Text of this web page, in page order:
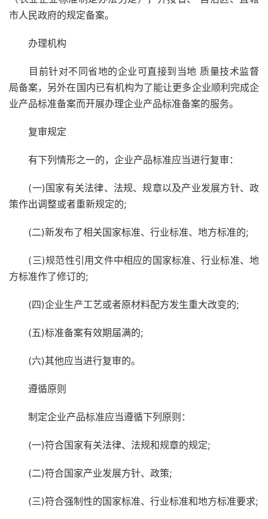
市人民政府的规定备案。
办理机构
目前针对不同省地的企业可直接到当地 质量技术监督
局备案，另外在国内已有机构为了能让更多企业顺利完成企
业产品标准备案而开展办理企业产品标准备案的服务。
复审规定
有下列情形之一的，企业产品标准应当进行复审：
(一)国家有关法律、法规、规章以及产业发展方针、政
策作出调整或者重新规定的;
(二)新发布了相关国家标准、行业标准、地方标准的;
(三)规范性引用文件中相应的国家标准、行业标准、地
方标准作了修订的;
(四)企业生产工艺或者原材料配方发生重大改变的;
(五)标准备案有效期届满的;
(六)其他应当进行复审的。
遵循原则
制定企业产品标准应当遵循下列原则：
(一)符合国家有关法律、法规和规章的规定;
(二)符合国家产业发展方针、政策;
(三)符合强制性的国家标准、行业标准和地方标准要求;